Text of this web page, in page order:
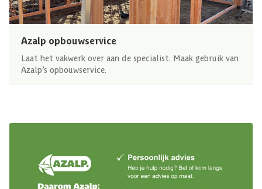
Azalp opbouwservice
Laat het vakwerk over aan de specialist. Maak gebruik van
Azalp’s opbouwservice.